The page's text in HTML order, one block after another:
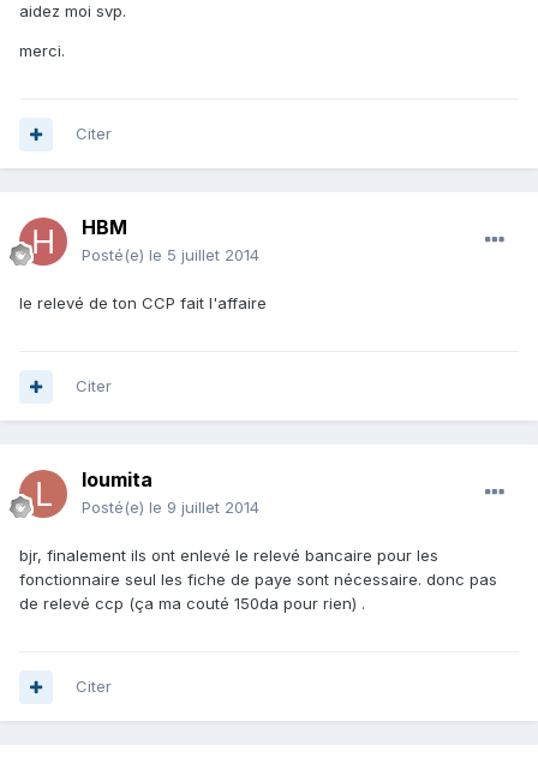
aidez moi svp.
merci.
Citer
HBM
Posté(e) le 5 juillet 2014
le relevé de ton CCP fait l'affaire
Citer
loumita
Posté(e) le 9 juillet 2014
bjr, finalement ils ont enlevé le relevé bancaire pour les
fonctionnaire seul les fiche de paye sont nécessaire. donc pas
de relevé ccp (ça ma couté 150da pour rien) .
Citer